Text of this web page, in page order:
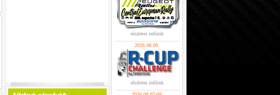
részletes infóink
2026.08.09.
részletes infóink